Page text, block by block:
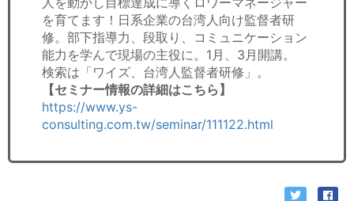
を育てます！日系企業の台湾人向け監督者研
修。部下指導力、段取り、コミュニケーション
能力を学んで現場の主役に。1月、3月開講。
検索は「ワイズ、台湾人監督者研修」。
【セミナー情報の詳細はこちら】
https://www.ys-
consulting.com.tw/seminar/111122.html